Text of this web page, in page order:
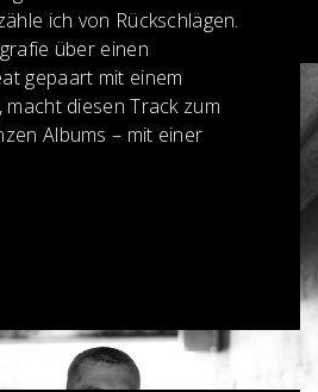
ich von Rückschlägen.
über einen
gepaart mit einem
macht diesen Track zum
Albums – mit einer